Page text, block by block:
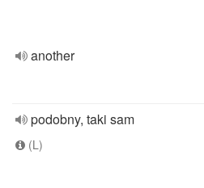
another
podobny, taki sam
(L)